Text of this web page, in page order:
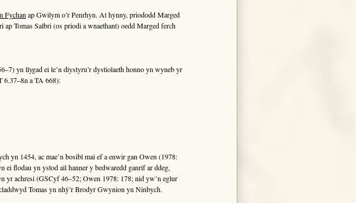
Fychan ap Gwilym o’r Penrhyn. At hynny, priododd Marged
ap Tomas Salbri (os priodi a wnaethant) oedd Marged ferch
yn llygad ei le’n diystyru’r dystiolaeth honno yn wyneb yr
6.37–8n a TA 668):
yn 1454, ac mae’n bosibl mai ef a enwir gan Owen (1978:
flodau yn ystod ail hanner y bedwaredd ganrif ar ddeg,
yr achresi (GSCyf 46–52; Owen 1978: 178; nid yw’n eglur
Tomas yn nhŷ’r Brodyr Gwynion yn Ninbych.